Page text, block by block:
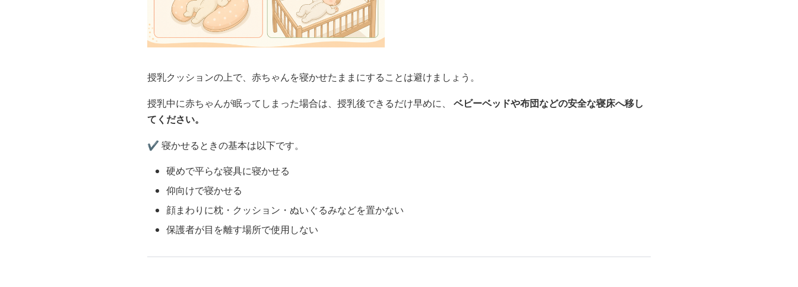
授乳クッションの上で、赤ちゃんを寝かせたままにすることは避けましょう。
授乳中に赤ちゃんが眠ってしまった場合は、授乳後できるだけ早めに、 ベビーベッドや布団などの安全な寝床へ移し
てください。
✔️ 寝かせるときの基本は以下です。
硬めで平らな寝具に寝かせる
仰向けで寝かせる
顔まわりに枕・クッション・ぬいぐるみなどを置かない
保護者が目を離す場所で使用しない